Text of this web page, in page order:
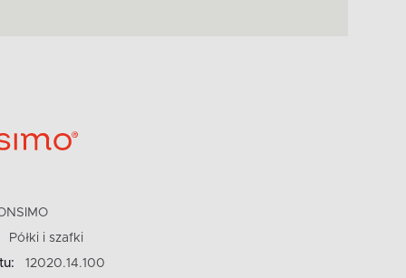
Półki i szafki
12020.14.100